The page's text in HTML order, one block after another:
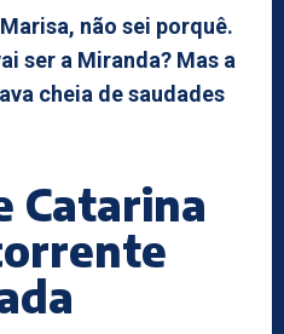
não sei porquê.
ser a Miranda? Mas a
cheia de saudades
Catarina